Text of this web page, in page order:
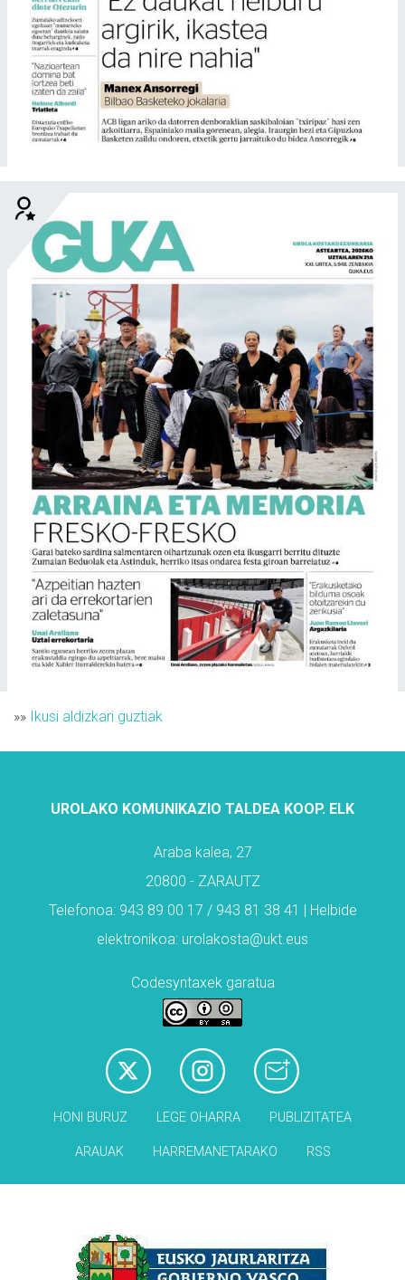
»» Ikusi aldizkari guztiak
UROLAKO KOMUNIKAZIO TALDEA KOOP. ELK
Araba kalea, 27
20800 - ZARAUTZ
Telefonoa: 943 89 00 17 / 943 81 38 41 | Helbide
elektronikoa: urolakosta@ukt.eus
Codesyntaxek garatua
HONI BURUZ LEGE OHARRA PUBLIZITATEA
ARAUAK HARREMANETARAKO RSS